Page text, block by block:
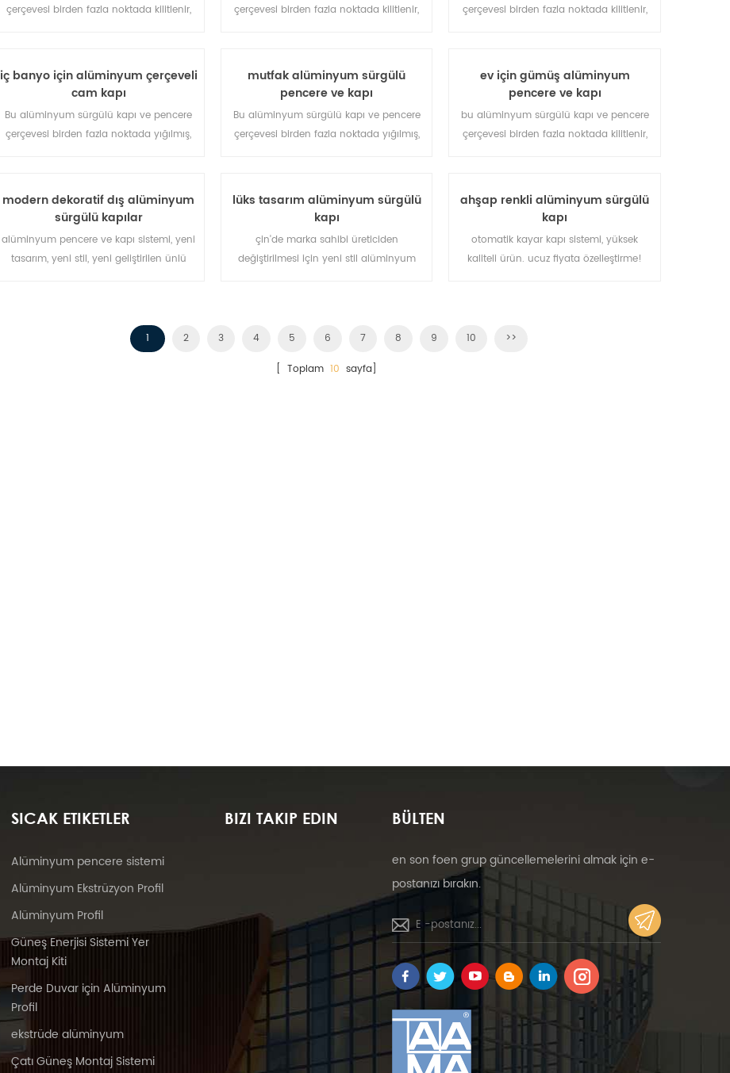
çerçevesi birden fazla noktada kilitlenir,
ihtiyaçları karşılamak için çeşitli kapı
tipleri.
çerçevesi birden fazla noktada kilitlenir,
ihtiyaçları karşılamak için çeşitli kapı
tipleri.
çerçevesi birden fazla noktada kilitlenir,
ihtiyaçları karşılamak için çeşitli kapı
tipleri.
iç banyo için alüminyum çerçeveli
cam kapı
Bu alüminyum sürgülü kapı ve pencere
çerçevesi birden fazla noktada yığılmış,
ihtiyaçları karşılamak için çeşitli kapı
tipleri
mutfak alüminyum sürgülü
pencere ve kapı
Bu alüminyum sürgülü kapı ve pencere
çerçevesi birden fazla noktada yığılmış,
ihtiyaçları karşılamak için çeşitli kapılar
ev için gümüş alüminyum
pencere ve kapı
bu alüminyum sürgülü kapı ve pencere
çerçevesi birden fazla noktada kilitlenir,
ihtiyaçları karşılamak için çeşitli kapı
tipleri.
modern dekoratif dış alüminyum
sürgülü kapılar
alüminyum pencere ve kapı sistemi, yeni
tasarım, yeni stil, yeni geliştirilen ünlü
lüks tasarım alüminyum sürgülü
kapı
çin'de marka sahibi üreticiden
değiştirilmesi için yeni stil alüminyum
ahşap renkli alüminyum sürgülü
kapı
otomatik kayar kapı sistemi, yüksek
kaliteli ürün. ucuz fiyata özelleştirme!
1 2 3 4 5 6 7 8 9 10 >>
[ Toplam10 sayfa]
SICAK ETIKETLER
Alüminyum pencere sistemi
Alüminyum Ekstrüzyon Profil
Alüminyum Profil
Güneş Enerjisi Sistemi Yer
Montaj Kiti
Perde Duvar için Alüminyum
Profil
ekstrüde alüminyum
Çatı Güneş Montaj Sistemi
BIZI TAKIP EDIN BÜLTEN
en son foen grup güncellemelerini almak için e-
postanızı bırakın.